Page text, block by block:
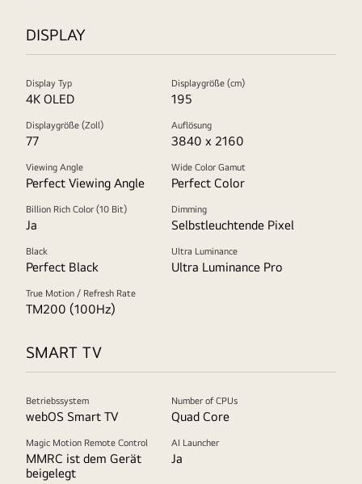
DISPLAY
Display Typ
4K OLED
Displaygröße (cm)
195
Displaygröße (Zoll)
77
Auflösung
3840 x 2160
Viewing Angle
Perfect Viewing Angle
Wide Color Gamut
Perfect Color
Billion Rich Color (10 Bit)
Ja
Dimming
Selbstleuchtende Pixel
Black
Perfect Black
Ultra Luminance
Ultra Luminance Pro
True Motion / Refresh Rate
TM200 (100Hz)
SMART TV
Betriebssystem
webOS Smart TV
Number of CPUs
Quad Core
Magic Motion Remote Control
MMRC ist dem Gerät
beigelegt
AI Launcher
Ja